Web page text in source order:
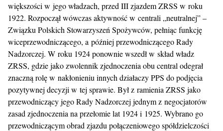
większości w jego władzach, przed III zjazdem ZRSS w roku
1922. Rozpoczął wówczas aktywność w centrali „neutralnej” –
Związku Polskich Stowarzyszeń Spożywców, pełniąc funkcję
wiceprzewodniczącego, a później przewodniczącego Rady
Nadzorczej. W roku 1924 ponownie wszedł w skład władz
ZRSS, gdzie jako zwolennik zjednoczenia obu central odegrał
znaczną rolę w nakłonieniu innych działaczy PPS do podjęcia
pozytywnej decyzji w tej sprawie. Był z ramienia ZRSS jako
przewodniczący jego Rady Nadzorczej jednym z negocjatorów
zasad zjednoczenia na przełomie lat 1924 i 1925. Wybrano go
przewodniczącym obrad zjazdu połączeniowego spółdzielczości